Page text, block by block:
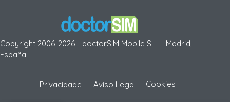
Copyright 2006-2026 - doctorSIM Mobile S.L. - Madrid,
España
Privacidade Aviso Legal Cookies